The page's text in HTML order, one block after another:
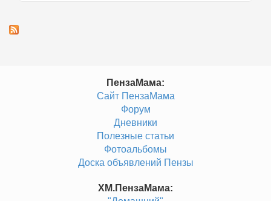
ПензаМама:
Сайт ПензаМама
Форум
Дневники
Полезные статьи
Фотоальбомы
Доска объявлений Пензы
ХМ.ПензаМама: